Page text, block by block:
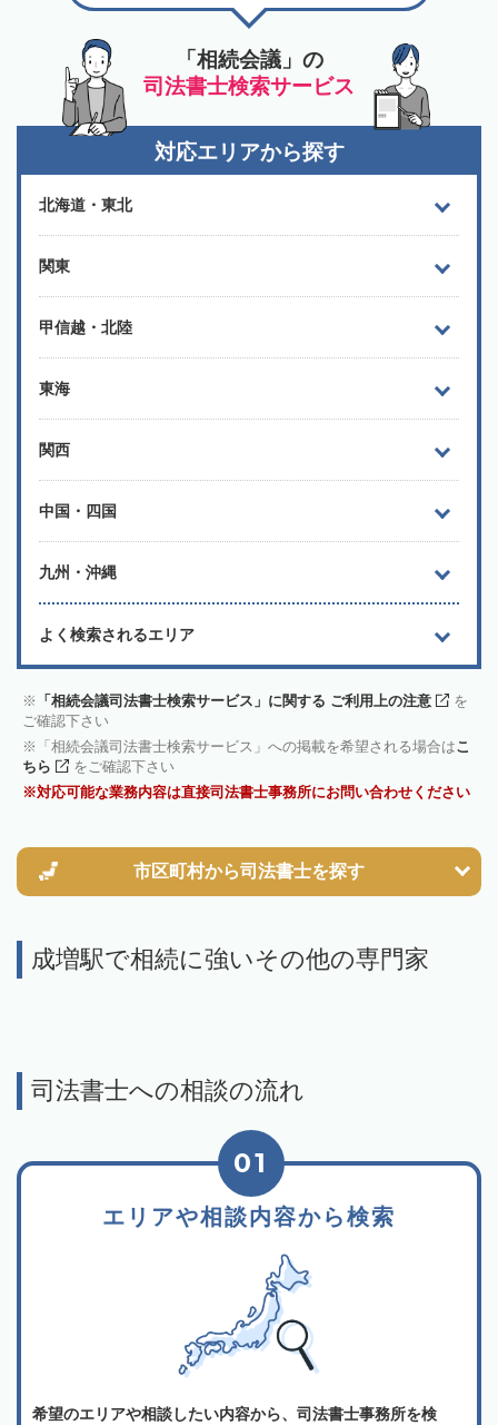
「相続会議」の
司法書士検索サービス
対応エリアから探す
北海道・東北
関東
甲信越・北陸
東海
関西
中国・四国
九州・沖縄
よく検索されるエリア
「相続会議司法書士検索サービス」に関する ご利用上の注意
を
ご確認下さい
「相続会議司法書士検索サービス」への掲載を希望される場合はこ
ちら
をご確認下さい
対応可能な業務内容は直接司法書士事務所にお問い合わせください
市区町村から司法書士を探す
成増駅で相続に強いその他の専門家
司法書士への相談の流れ
エリアや相談内容から検索
01
希望のエリアや相談したい内容から、司法書士事務所を検